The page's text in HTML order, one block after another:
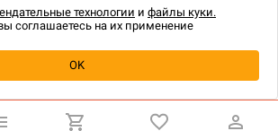
технологии и файлы куки.
соглашаетесь на их применение
OK